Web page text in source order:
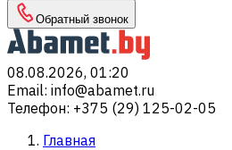
Обратный звонок
08.08.2026, 01:20
Email: info@abamet.ru
Телефон: +375 (29) 125-02-05
Главная